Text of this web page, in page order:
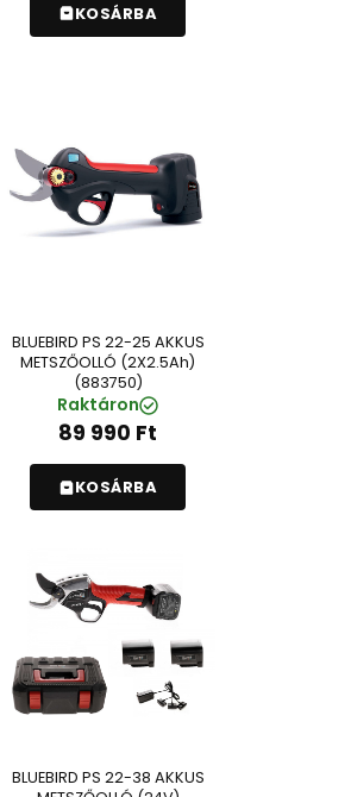
KOSÁRBA
BLUEBIRD PS 22-25 AKKUS
METSZŐOLLÓ (2X2.5Ah)
(883750)
Raktáron
89 990 Ft
KOSÁRBA
BLUEBIRD PS 22-38 AKKUS